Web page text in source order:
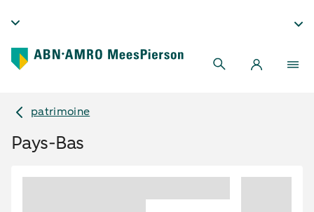
patrimoine
Pays-Bas